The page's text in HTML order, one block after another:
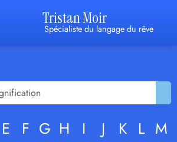
Tristan Moir
Spécialiste du langage du rêve
E F G H I J K L M